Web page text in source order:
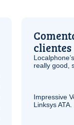
clientes
really good,
Impressive
LinksysATA